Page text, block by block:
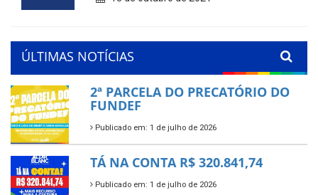
ÚLTIMAS NOTÍCIAS
2ª PARCELA DO PRECATÓRIO DO
FUNDEF
Publicado em: 1 de julho de 2026
TÁ NA CONTA R$ 320.841,74
Publicado em: 1 de julho de 2026